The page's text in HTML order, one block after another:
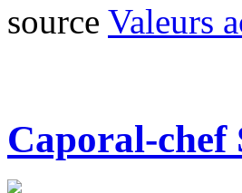
source Valeurs
Caporal-chef